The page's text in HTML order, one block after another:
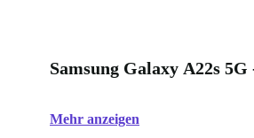
Samsung Galaxy A22s
Mehr anzeigen